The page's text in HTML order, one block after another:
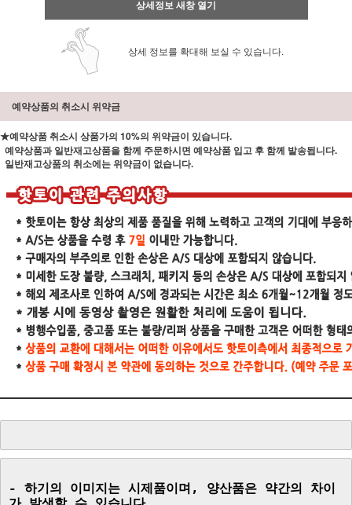
상세정보 새창 열기
상세 정보를 확대해 보실 수 있습니다.
예약상품의 취소시 위약금
★예약상품 취소시 상품가의 10%의 위약금이 있습니다.
예약상품과 일반재고상품을 함께 주문하시면 예약상품 입고 후 함께 발송됩니다.
일반재고상품의 취소에는 위약금이 없습니다.
- 하기의 이미지는 시제품이며, 양산품은 약간의 차이